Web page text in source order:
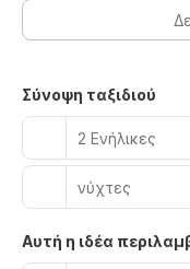
Στις σημαντικές
το 24ωρο,
Σύνοψη ταξιδιού
2 Ενήλικες
νύχτες
Αυτή η ιδέα